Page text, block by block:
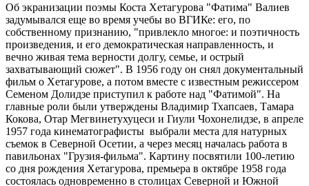
Об экранизации поэмы Коста Хетагурова "Фатима" Валиев
задумывался еще во время учебы во ВГИКе: его, по
собственному признанию, "привлекло многое: и поэтичность
произведения, и его демократическая направленность, и
вечно живая тема верности долгу, семье, и острый
захватывающий сюжет". В 1956 году он снял документальный
фильм о Хетагурове, а потом вместе с известным режиссером
Семеном Долидзе приступил к работе над "Фатимой". На
главные роли были утверждены Владимир Тхапсаев, Тамара
Кокова, Отар Мегвинетухуцеси и Гиули Чохонелидзе, в апреле
1957 года кинематографисты выбрали места для натурных
съемок в Северной Осетии, а через месяц началась работа в
павильонах "Грузия-фильма". Картину посвятили 100-летию
со дня рождения Хетагурова, премьера в октябре 1958 года
состоялась одновременно в столицах Северной и Южной